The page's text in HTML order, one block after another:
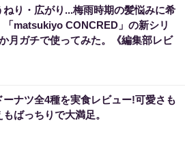
ねり・広がり...梅雨時期の髪悩みに希
「matsukiyo CONCRED」の新シリ
月ガチで使ってみた。《編集部レビ
ーナツ全4種を実食レビュー!可愛さも
ばっちりで大満足。